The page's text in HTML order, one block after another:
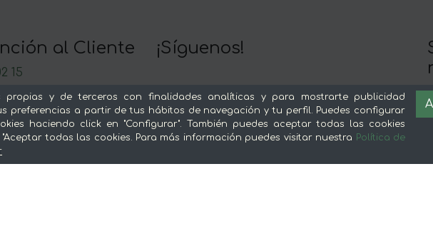
al Cliente
15
8:30 a 14:00
¡Síguenos!
Nuestra app es mejor :)
propias y de terceros con finalidades analíticas y para mostrarte publicidad
preferencias a partir de tus hábitos de navegación y tu perfil. Puedes configurar
haciendo click en "Configurar". También puedes aceptar todas las cookies
todas las cookies. Para más información puedes visitar nuestra Política de